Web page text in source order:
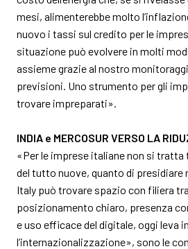
mesi, alimenterebbe molto
nuovo i tassi sul credito per le
situazione può evolvere in molti
assieme grazie al nostro
previsioni. Uno strumento per gli
trovare impreparati».
INDIA e MERCOSUR VERSO LA
«Per le imprese italiane non si
del tutto nuove, quanto di presidiare
Italy può trovare spazio con filiera
posizionamento chiaro, presenza
e uso efficace del digitale, oggi leva
l’internazionalizzazione», sono le